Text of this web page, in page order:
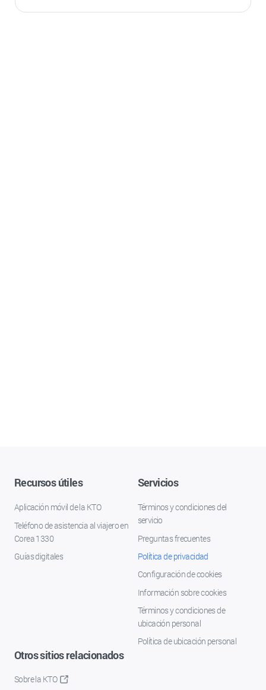
Recursos útiles
Aplicación móvil de la KTO
Teléfono de asistencia al viajero en
Corea 1330
Guías digitales
Servicios
Términos y condiciones del
servicio
Preguntas frecuentes
Política de privacidad
Configuración de cookies
Información sobre cookies
Términos y condiciones de
ubicación personal
Política de ubicación personal
Otros sitios relacionados
Sobre la KTO